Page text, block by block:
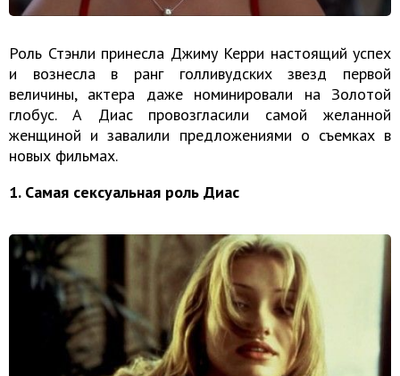
Роль Стэнли принесла Джиму Керри настоящий успех
и вознесла в ранг голливудских звезд первой
величины, актера даже номинировали на Золотой
глобус. А Диас провозгласили самой желанной
женщиной и завалили предложениями о съемках в
новых фильмах.
1. Самая сексуальная роль Диас